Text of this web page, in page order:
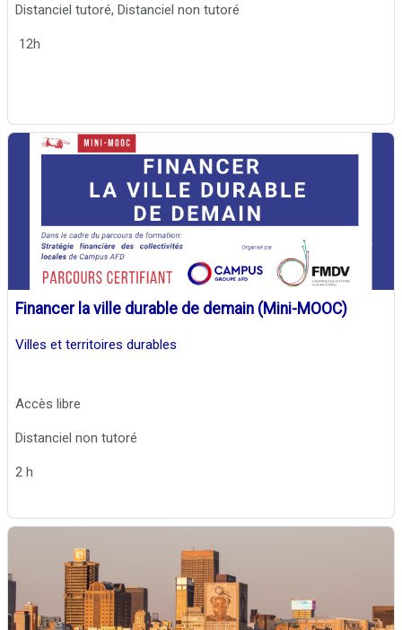
Distanciel tutoré, Distanciel non tutoré
12h
Financer la ville durable de demain (Mini-MOOC)
Villes et territoires durables
Accès libre
Distanciel non tutoré
2 h